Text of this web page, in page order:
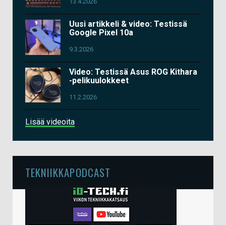
Uusi artikkeli & video: Testissä
Google Pixel 10a
9.3.2026
Video: Testissä Asus ROG Kithara
-pelikuulokkeet
11.2.2026
Lisää videoita
TEKNIIKKAPODCAST